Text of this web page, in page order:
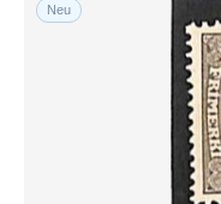
Neu